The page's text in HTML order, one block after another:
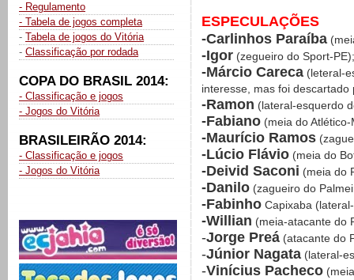
- Regulamento
- Tabela de jogos completa
- Tabela de jogos do Vitória
- Classificação por rodada
COPA DO BRASIL 2014:
- Classificação e jogos
- Jogos do Vitória
BRASILEIRÃO 2014:
- Classificação e jogos
- Jogos do Vitória
ESPECULAÇÕES
-Carlinhos Paraíba
-Igor (zegueiro do Sport-PE);
-Márcio Careca (leteral-
interesse, mas foi
-Ramon (lateral-esquerdo
-Fabiano (meia do Atlético-
-Maurício Ramos
-Lúcio Flávio (meia do
-Deivid Saconi (meia do
-Danilo (zagueiro do
-Fabinho Capixaba
-Willian (meia-atacante do
-Jorge Preá (atacante do
-Júnior Nagata (lateral-
-Vinícius Pacheco